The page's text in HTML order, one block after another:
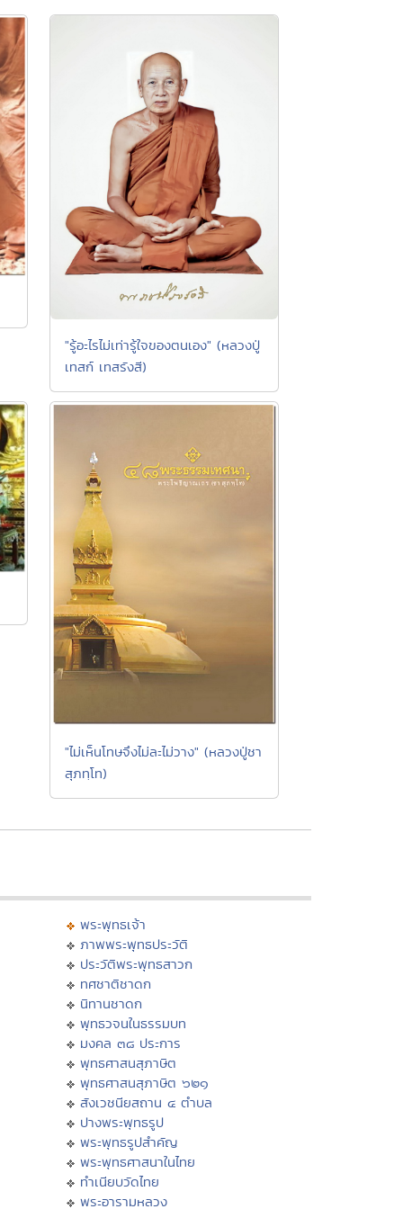
"รู้อะไรไม่เท่ารู้ใจของตนเอง" (หลวงปู่
เทสก์ เทสรังสี)
"ไม่เห็นโทษจึงไม่ละไม่วาง" (หลวงปู่ชา
สุภทฺโท)
พระพุทธเจ้า
ภาพพระพุทธประวัติ
ประวัติพระพุทธสาวก
ทศชาติชาดก
นิทานชาดก
พุทธวจนในธรรมบท
มงคล ๓๘ ประการ
พุทธศาสนสุภาษิต
พุทธศาสนสุภาษิต ๖๒๑
สังเวชนียสถาน ๔ ตำบล
ปางพระพุทธรูป
พระพุทธรูปสำคัญ
พระพุทธศาสนาในไทย
ทำเนียบวัดไทย
พระอารามหลวง